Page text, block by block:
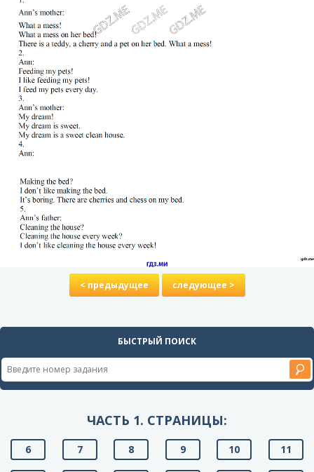
< предыдущее следующее >
БЫСТРЫЙ ПОИСК
ЧАСТЬ 1. СТРАНИЦЫ:
6 7 8 9 10 11